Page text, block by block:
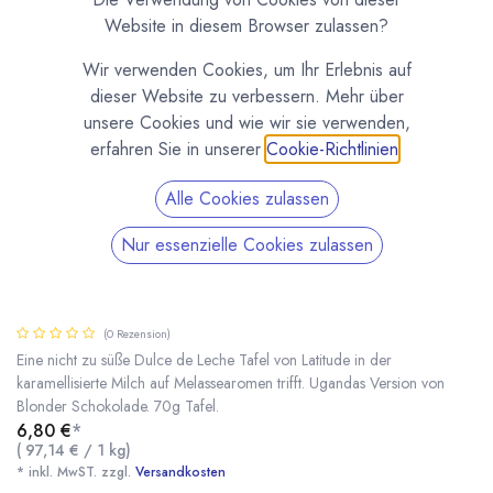
(0 Rezension)
Eine nicht zu süße Dulce de Leche Tafel von Latitude in der
karamellisierte Milch auf Melassearomen trifft. Ugandas Version von
Blonder Schokolade. 70g Tafel.
6,80 €*
( 97,14 € / 1 kg)
* inkl. MwST. zzgl. Versandkosten
Website in diesem Browser zulassen?
Wir verwenden Cookies, um Ihr Erlebnis auf
dieser Website zu verbessern. Mehr über
unsere Cookies und wie wir sie verwenden,
erfahren Sie in unserer Cookie-Richtlinien
Alle Cookies zulassen
Nur essenzielle Cookies zulassen